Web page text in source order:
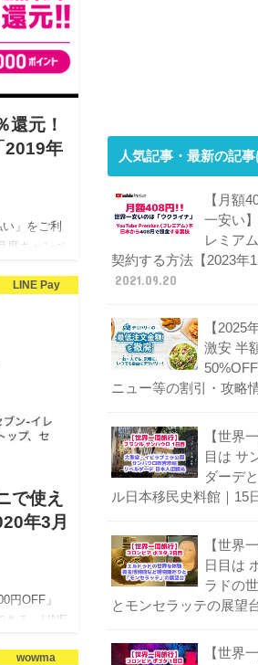
還元！
2019年
」をご利
キャンペ
LINE Pay
で使え
年3月
円OFF」
る、LINE
wowma
人気記事・最新の記
【月額
一安い
レミア
契約する方法【2023年
2021.09.20
【2025
激安 半
ニュー等の割引・攻略
【世界
目は サ
ダーデ
ル日本移民史料館｜15
【世界
日目は
ラドの
とモンセラッテの展望
【世界